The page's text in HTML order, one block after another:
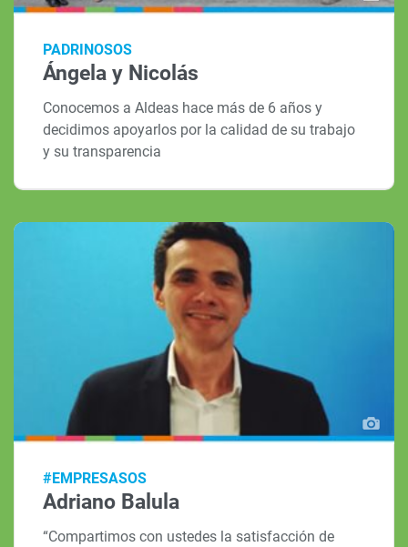
PADRINOSOS
Ángela y Nicolás
Conocemos a Aldeas hace más de 6 años y
decidimos apoyarlos por la calidad de su trabajo
y su transparencia
#EMPRESASOS
Adriano Balula
“Compartimos con ustedes la satisfacción de